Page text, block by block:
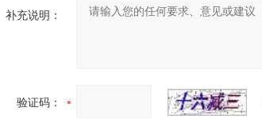
补充说明：
验证码：